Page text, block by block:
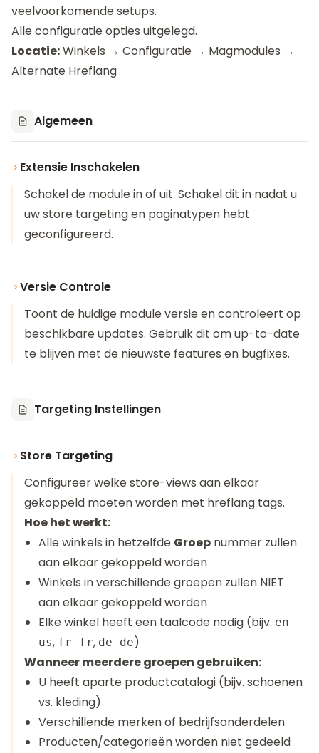
veelvoorkomende setups.
Alle configuratie opties uitgelegd.
Locatie:Winkels → Configuratie → Magmodules →
Alternate Hreflang
Algemeen
Extensie Inschakelen
Schakel de module in of uit. Schakel dit in nadat u
uw store targeting en paginatypen hebt
geconfigureerd.
Versie Controle
Toont de huidige module versie en controleert op
beschikbare updates. Gebruik dit om up-to-date
te blijven met de nieuwste features en bugfixes.
Targeting Instellingen
Store Targeting
Configureer welke store-views aan elkaar
gekoppeld moeten worden met hreflang tags.
Hoe het werkt:
Alle winkels in hetzelfde Groep nummer zullen
aan elkaar gekoppeld worden
Winkels in verschillende groepen zullen NIET
aan elkaar gekoppeld worden
Elke winkel heeft een taalcode nodig (bijv. en-
us, fr-fr, de-de)
Wanneer meerdere groepen gebruiken:
U heeft aparte productcatalogi (bijv. schoenen
vs. kleding)
Verschillende merken of bedrijfsonderdelen
Producten/categorieën worden niet gedeeld